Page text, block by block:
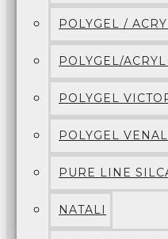
POLYGEL /
POLYGEL/
POLYGEL
POLYGEL
PURE LINE
NATALI